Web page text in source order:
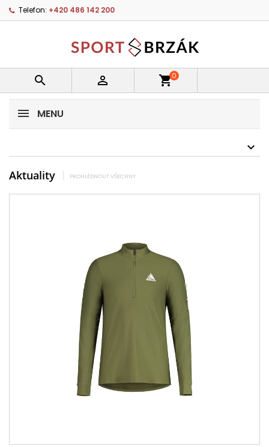
Telefon: +420 486 142 200
  shopping_cart0
MENU
Aktuality PROHLÉDNOUT VŠECHNY